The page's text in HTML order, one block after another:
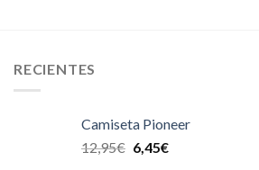
RECIENTES
Camiseta Pioneer
12,95€ 6,45€